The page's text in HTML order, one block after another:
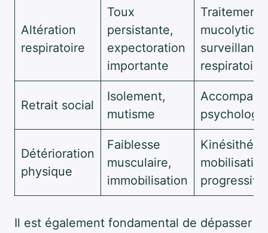
Altération
respiratoire
Toux
persistante,
expectoration
importante
Traitements
surveillance
respiratoire
Retrait social
Isolement,
mutisme
Détérioration
physique
Faiblesse
musculaire,
immobilisation
mobilisation
progressive
Il est également fondamental de dépasser